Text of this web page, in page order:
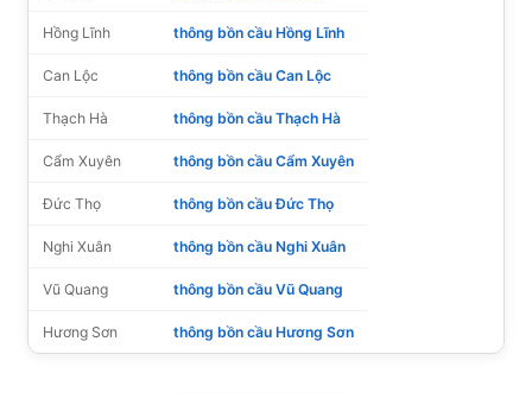
Hồng Lĩnh thông bồn cầu Hồng Lĩnh
Can Lộc thông bồn cầu Can Lộc
Thạch Hà thông bồn cầu Thạch Hà
Cẩm Xuyên thông bồn cầu Cẩm Xuyên
Đức Thọ thông bồn cầu Đức Thọ
Nghi Xuân thông bồn cầu Nghi Xuân
Vũ Quang thông bồn cầu Vũ Quang
Hương Sơn thông bồn cầu Hương Sơn